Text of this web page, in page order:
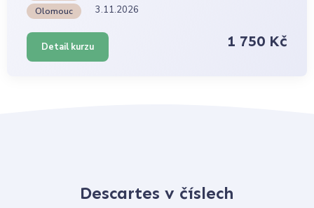
Olomouc 3.11.2026
Detail kurzu 1 750 Kč
Descartes v číslech